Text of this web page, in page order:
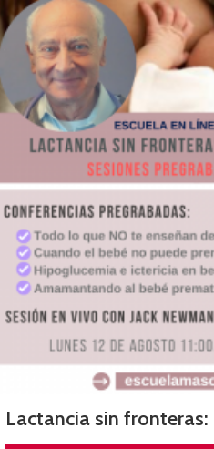
Lactancia sin